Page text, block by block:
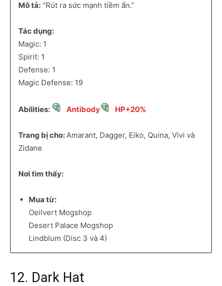
Mô tả: “Rút ra sức mạnh tiềm ẩn.”
Tác dụng:
Magic: 1
Spirit: 1
Defense: 1
Magic Defense: 19
Abilities: Antibody HP+20%
Trang bị cho:Amarant, Dagger, Eiko, Quina, Vivi và
Zidane
Nơi tìm thấy:
Mua từ:
Oeilvert Mogshop
Desert Palace Mogshop
Lindblum (Disc 3 và 4)
12. Dark Hat